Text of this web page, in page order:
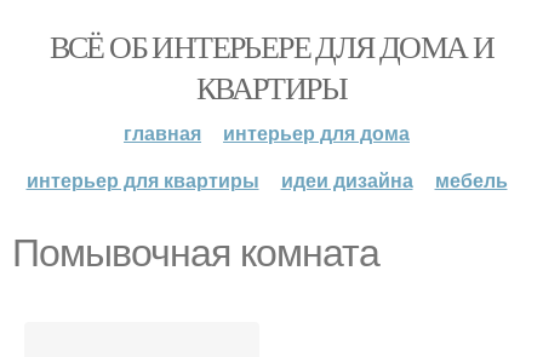
ВСЁ ОБ ИНТЕРЬЕРЕ ДЛЯ ДОМА И
КВАРТИРЫ
главная
интерьер для дома
интерьер для квартиры
идеи дизайна мебель
Помывочная комната